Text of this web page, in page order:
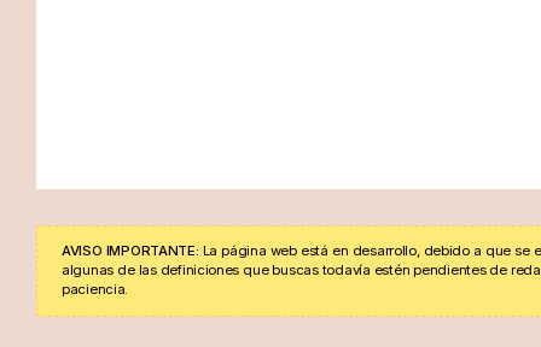
AVISO IMPORTANTE: La página web está en desarrollo, debido a que
algunas de las definiciones que buscas todavía estén pendientes de
paciencia.